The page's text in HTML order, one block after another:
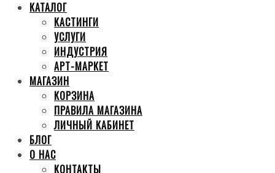
КАТАЛОГ
КАСТИНГИ
УСЛУГИ
ИНДУСТРИЯ
АРТ-МАРКЕТ
МАГАЗИН
КОРЗИНА
ПРАВИЛА МАГАЗИНА
ЛИЧНЫЙ КАБИНЕТ
БЛОГ
О НАС
КОНТАКТЫ